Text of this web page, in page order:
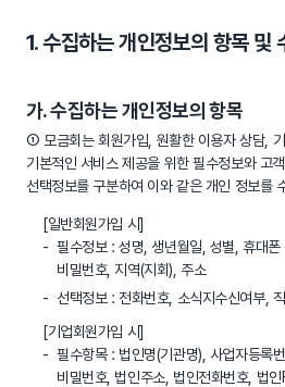
1. 수집하는 개인정보의 항목 및
가. 수집하는 개인정보의 항목
① 모금회는 회원가입, 원활한 이용자 상담,
기본적인 서비스 제공을 위한 필수정보와 고
선택정보를 구분하여 이와 같은 개인 정보를
[일반회원가입 시]
필수정보 : 성명, 생년월일, 성별, 휴대폰
비밀번호, 지역(지회), 주소
선택정보 : 전화번호, 소식지수신여부,
[기업회원가입 시]
필수항목 : 법인명(기관명), 사업자등록
비밀번호, 법인주소, 법인전화번호, 법